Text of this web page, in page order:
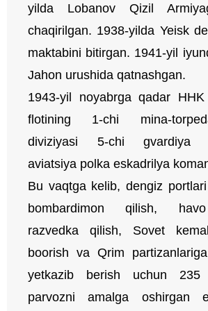
yilda Lobanov Qizil
chaqirilgan. 1938-yilda Yeisk
maktabini bitirgan. 1941-yil
Jahon urushida qatnashgan.
1943-yil noyabrga qadar
flotining 1-chi mina-
diviziyasi 5-chi gvardiya
aviatsiya polka eskadrilya
Bu vaqtga kelib, dengiz
bombardimon qilish,
razvedka qilish, Sovet
boorish va Qrim
yetkazib berish uchun
parvozni amalga oshirgan